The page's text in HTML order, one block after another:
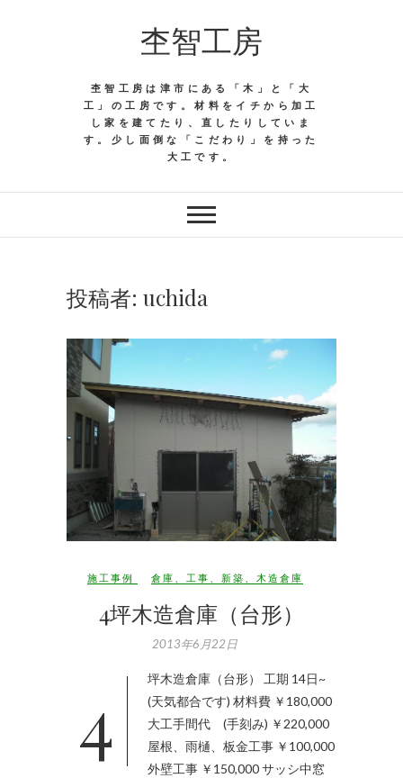
杢智工房
杢智工房は津市にある「木」と「大
工」の工房です。材料をイチから加工
し家を建てたり、直したりしていま
す。少し面倒な「こだわり」を持った
大工です。
投稿者: uchida
施工事例 倉庫 工事 新築 木造倉庫
4坪木造倉庫（台形）
2013年6月22日
4坪木造倉庫（台形） 工期 14日~
(天気都合です) 材料費 ￥180,000
大工手間代 (手刻み) ￥220,000
屋根、雨樋、板金工事 ￥100,000
外壁工事 ￥150,000 サッシ中窓